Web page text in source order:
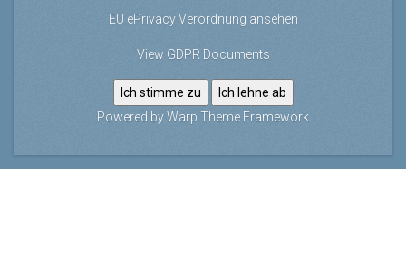
EU ePrivacy Verordnung ansehen
View GDPR Documents
Ich stimme zu
Ich lehne ab
Powered byWarp Theme Framework